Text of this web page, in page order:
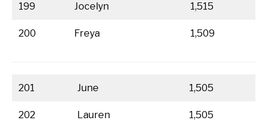
199 Jocelyn 1,515
200 Freya 1,509
201 June 1,505
202 Lauren 1,505